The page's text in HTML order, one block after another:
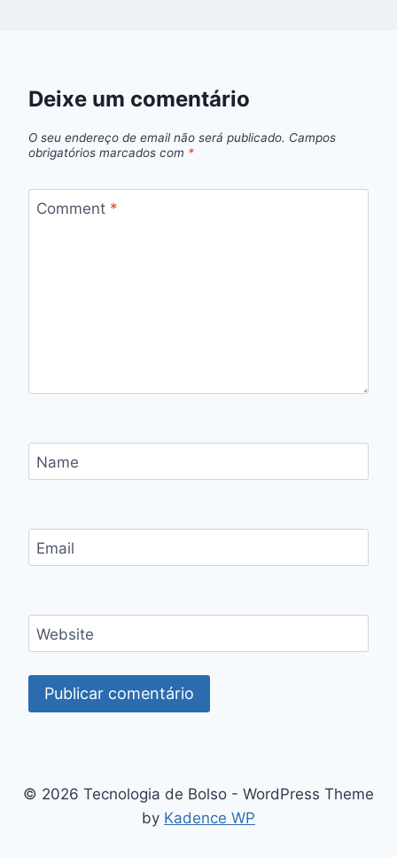
Deixe um comentário
O seu endereço de email não será publicado. Campos
obrigatórios marcados com *
Comment *
Name
Email
Website
© 2026 Tecnologia de Bolso - WordPress Theme
by Kadence WP